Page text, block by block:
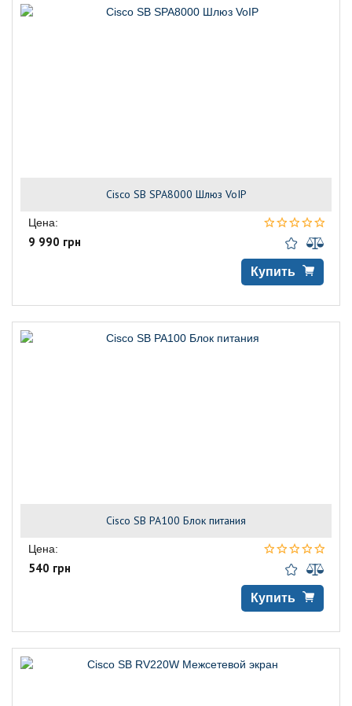
Cisco SB SPA8000 Шлюз VoIP
Цена:
9 990 грн
Купить
Cisco SB PA100 Блок питания
Цена:
540 грн
Купить